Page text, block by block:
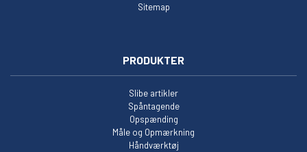
Sitemap
PRODUKTER
Slibe artikler
Spåntagende
Opspænding
Måle og Opmærkning
Håndværktøj